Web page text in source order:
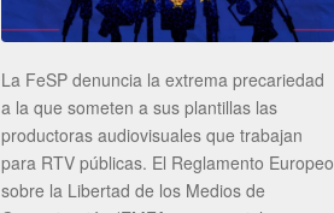
La FeSP denuncia la extrema precariedad
a la que someten a sus plantillas las
productoras audiovisuales que trabajan
para RTV públicas. El Reglamento Europeo
sobre la Libertad de los Medios de